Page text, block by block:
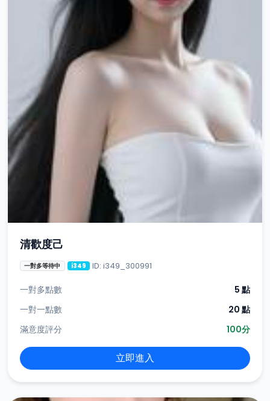
清歡度己
一對多等待中 i349 ID: i349_300991
一對多點數
5 點
一對一點數
20 點
滿意度評分
100分
立即進入